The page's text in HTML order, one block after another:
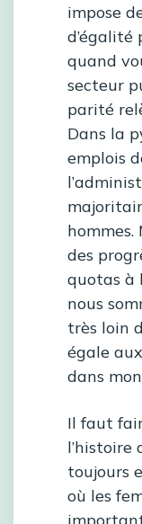
impose
d’égalité
quand
secteur
parité
Dans la
emplois
hommes.
des
quotas à
nous
très loin
égale
dans
Il faut
l’histoire
toujours
où les